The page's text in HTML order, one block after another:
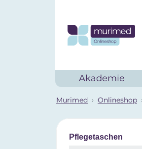
Akademie
Murimed Onlineshop
Pflegetaschen